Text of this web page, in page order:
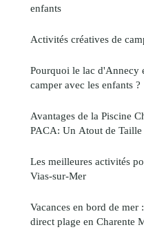
enfants
Activités créatives de
Pourquoi le lac d'Annecy
camper avec les enfants ?
Avantages de la Piscine
PACA: Un Atout de Taille
Les meilleures activités
Vias-sur-Mer
Vacances en bord de mer
direct plage en Charente